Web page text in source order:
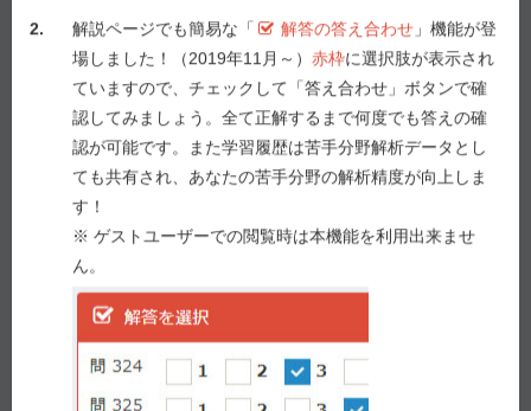
2. 解説ページでも簡易な「 解答の答え合わせ 」機能が登
場しました！（2019年11月～） 赤枠に選択肢が表示され
ていますので、チェックして「答え合わせ」ボタンで確
認してみましょう。全て正解するまで何度でも答えの確
認が可能です。また学習履歴は苦手分野解析データとし
ても共有され、あなたの苦手分野の解析精度が向上しま
す！
※ ゲストユーザーでの閲覧時は本機能を利用出来ませ
ん。
４ 充てん性の向上
５ 発塵の防止
解答を選択
問 52
1
2 3 4 5
Previous